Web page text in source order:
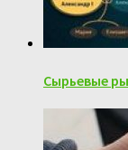
Сырьевые